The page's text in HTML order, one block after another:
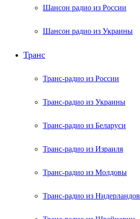
Шансон радио из России
Шансон радио из Украины
Транс
Транс-радио из России
Транс-радио из Украины
Транс-радио из Беларуси
Транс-радио из Израиля
Транс-радио из Молдовы
Транс-радио из Нидерландов